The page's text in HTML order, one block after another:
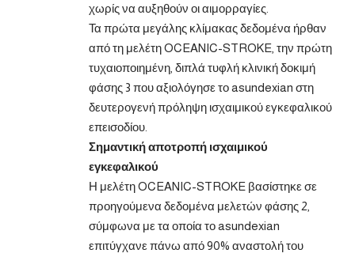
χωρίς να αυξηθούν οι αιμορραγίες.
Τα πρώτα μεγάλης κλίμακας δεδομένα ήρθαν
από τη μελέτη OCEANIC-STROKE, την πρώτη
τυχαιοποιημένη, διπλά τυφλή κλινική δοκιμή
φάσης 3 που αξιολόγησε το asundexian στη
δευτερογενή πρόληψη ισχαιμικού εγκεφαλικού
επεισοδίου.
Σημαντική αποτροπή ισχαιμικού
εγκεφαλικού
Η μελέτη OCEANIC-STROKE βασίστηκε σε
προηγούμενα δεδομένα μελετών φάσης 2,
σύμφωνα με τα οποία το asundexian
επιτύγχανε πάνω από 90% αναστολή του